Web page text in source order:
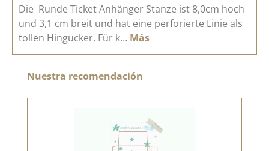
Die Runde Ticket Anhänger Stanze ist 8,0cm hoch
und 3,1 cm breit und hat eine perforierte Linie als
tollen Hingucker. Für k… Más
Omitir la galería de productos
Nuestra recomendación